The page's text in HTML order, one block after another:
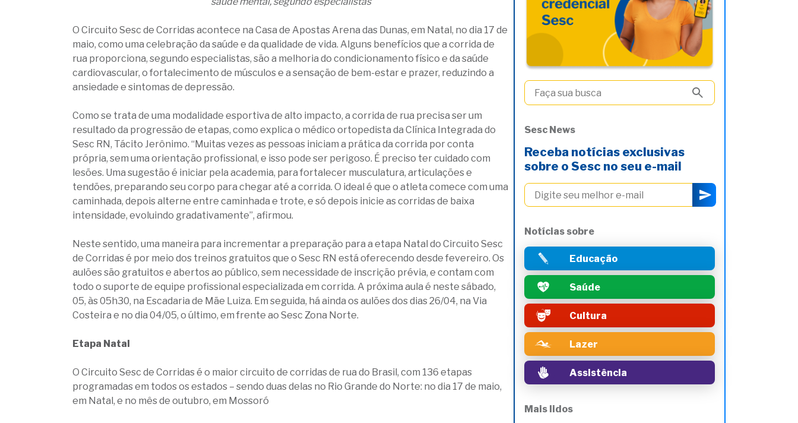
O Circuito Sesc de Corridas acontece na Casa de Apostas Arena das Dunas, em Natal, no dia 17 de
maio, como uma celebração da saúde e da qualidade de vida. Alguns benefícios que a corrida de
rua proporciona, segundo especialistas, são a melhoria do condicionamento físico e da saúde
cardiovascular, o fortalecimento de músculos e a sensação de bem-estar e prazer, reduzindo a
ansiedade e sintomas de depressão.
Como se trata de uma modalidade esportiva de alto impacto, a corrida de rua precisa ser um
resultado da progressão de etapas, como explica o médico ortopedista da Clínica Integrada do
Sesc RN, Tácito Jerônimo. “Muitas vezes as pessoas iniciam a prática da corrida por conta
própria, sem uma orientação profissional, e isso pode ser perigoso. É preciso ter cuidado com
lesões. Uma sugestão é iniciar pela academia, para fortalecer musculatura, articulações e
tendões, preparando seu corpo para chegar até a corrida. O ideal é que o atleta comece com uma
caminhada, depois alterne entre caminhada e trote, e só depois inicie as corridas de baixa
intensidade, evoluindo gradativamente”, afirmou.
Neste sentido, uma maneira para incrementar a preparação para a etapa Natal do Circuito Sesc
de Corridas é por meio dos treinos gratuitos que o Sesc RN está oferecendo desde fevereiro. Os
aulões são gratuitos e abertos ao público, sem necessidade de inscrição prévia, e contam com
todo o suporte de equipe profissional especializada em corrida. A próxima aula é neste sábado,
05, às 05h30, na Escadaria de Mãe Luiza. Em seguida, há ainda os aulões dos dias 26/04, na Via
Costeira e no dia 04/05, o último, em frente ao Sesc Zona Norte.
Etapa Natal
O Circuito Sesc de Corridas é o maior circuito de corridas de rua do Brasil, com 136 etapas
programadas em todos os estados – sendo duas delas no Rio Grande do Norte: no dia 17 de maio,
em Natal, e no mês de outubro, em Mossoró
Sesc News
Receba notícias exclusivas
sobre o Sesc no seu e-mail
Notícias sobre
Educação
Saúde
Cultura
Lazer
Assistência
Mais lidos